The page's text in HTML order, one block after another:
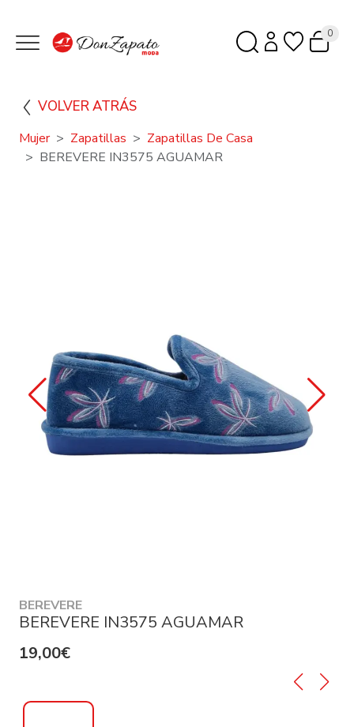
0
VOLVER ATRÁS
Mujer Zapatillas
Zapatillas De Casa
BEREVERE IN3575 AGUAMAR
BEREVERE
BEREVERE IN3575 AGUAMAR
19,00€